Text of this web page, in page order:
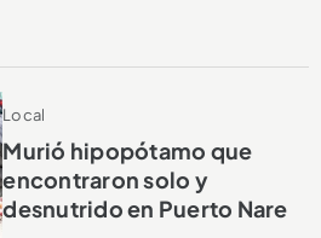
Local
Murió hipopótamo que
encontraron solo y
desnutrido en Puerto Nare